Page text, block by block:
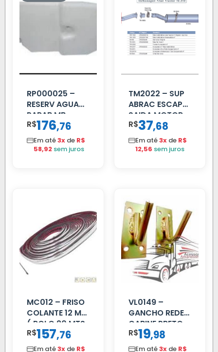
RP000025 –
RESERV AGUA
PARAB MB
ACCELO
C/TAMPA
R$176,76
Em até3x de R$
58,92 sem juros
TM2022 – SUP
ABRAC ESCAP
SAIDA MOTOR
VW TITAN
R$37,68
Em até3x de R$
12,56 sem juros
MC012 – FRISO
COLANTE 12 MM
( ROLO 20 MTS
)
R$157,76
Em até3x de R$
VL0149 –
GANCHO REDE
CABINE PRETO
R$19,98
Em até3x de R$